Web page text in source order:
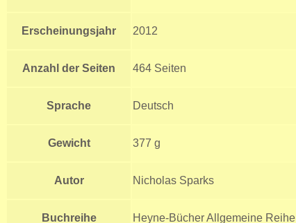
Erscheinungsjahr 2012
Anzahl der Seiten 464 Seiten
Sprache Deutsch
Gewicht 377 g
Autor Nicholas Sparks
Buchreihe Heyne-Bücher Allgemeine Reihe